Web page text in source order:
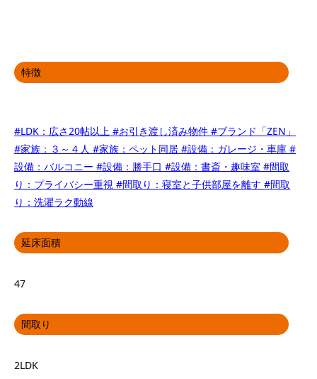
特徴
#LDK：広さ20帖以上 #お引き渡し済み物件 #ブランド「ZEN」
#家族：３～４人 #家族：ペット同居 #設備：ガレージ・車庫 #
設備：バルコニー #設備：勝手口 #設備：書斎・趣味室 #間取
り：プライバシー重視 #間取り：寝室と子供部屋を離す #間取
り：洗濯ラク動線
延床面積
47
間取り
2LDK